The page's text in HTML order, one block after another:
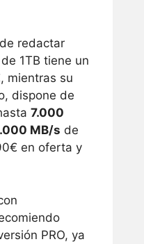
redactar
1TB tiene un
mientras su
dispone de
7.000
MB/s de
en oferta y
PRO, ya